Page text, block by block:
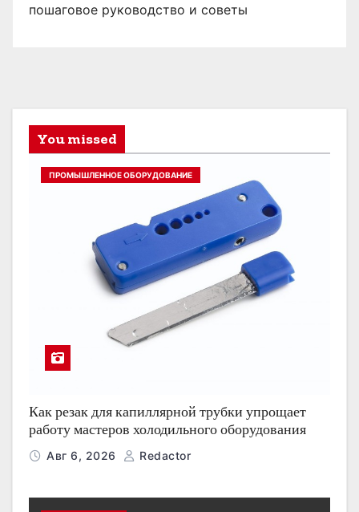
пошаговое руководство и советы
You missed
ПРОМЫШЛЕННОЕ ОБОРУДОВАНИЕ
Как резак для капиллярной трубки упрощает
работу мастеров холодильного оборудования
Авг 6, 2026 Redactor